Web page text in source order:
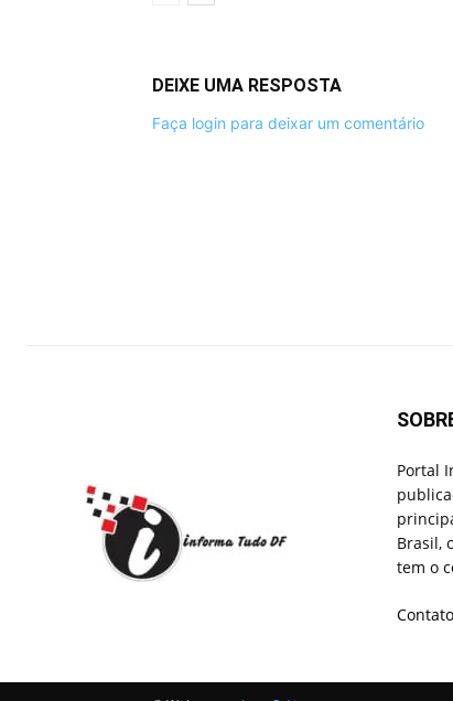
DEIXE UMA RESPOSTA
Faça login para deixar um comentário
Portal
Brasil,
tem o